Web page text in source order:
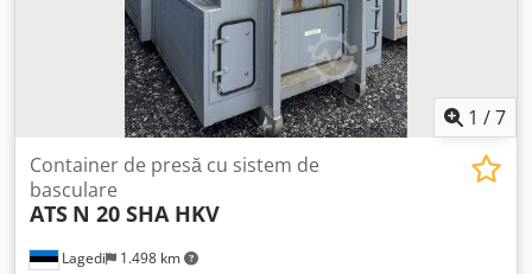
1 /7
Lagedi 1.498 km
Container de presă cu sistem de
basculare
ATS N 20 SHA HKV